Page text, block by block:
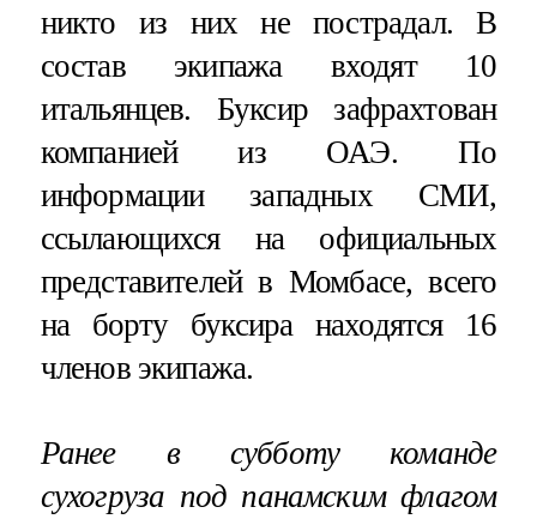
никто из них не пострадал. В
состав экипажа входят 10
итальянцев. Буксир зафрахтован
компанией из ОАЭ. По
информации западных СМИ,
ссылающихся на официальных
представителей в Момбасе, всего
на борту буксира находятся 16
членов экипажа.
Ранее в субботу команде
сухогруза под панамским флагом